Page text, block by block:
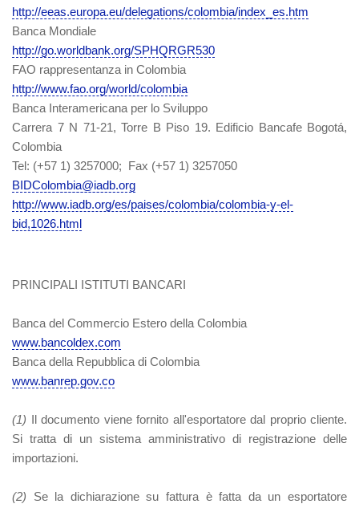
http://eeas.europa.eu/delegations/colombia/index_es.htm
Banca Mondiale
http://go.worldbank.org/SPHQRGR530
FAO rappresentanza in Colombia
http://www.fao.org/world/colombia
Banca Interamericana per lo Sviluppo
Carrera 7 N 71-21, Torre B Piso 19. Edificio Bancafe Bogotá,
Colombia
Tel: (+57 1) 3257000; Fax (+57 1) 3257050
BIDColombia@iadb.org
http://www.iadb.org/es/paises/colombia/colombia-y-el-
bid,1026.html
PRINCIPALI ISTITUTI BANCARI
Banca del Commercio Estero della Colombia
www.bancoldex.com
Banca della Repubblica di Colombia
www.banrep.gov.co
(1) Il documento viene fornito all'esportatore dal proprio cliente.
Si tratta di un sistema amministrativo di registrazione delle
importazioni.
(2) Se la dichiarazione su fattura è fatta da un esportatore